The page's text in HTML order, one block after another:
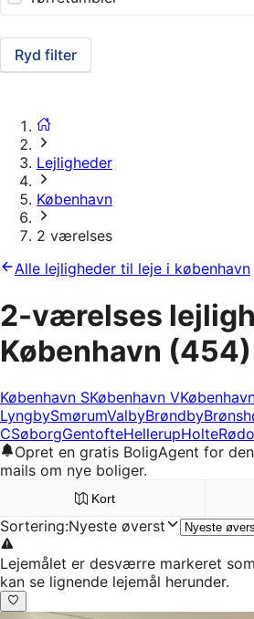
Ryd filter
Lejligheder
København
2 værelses
Alle lejligheder til leje i københavn
2-værelses
København (454)
København SKøbenhavn V
LyngbySmørumValbyBrøndby
CSøborgGentofteHellerupHolte
Opret en gratis BoligAgent for
mails om nye boliger.
Kort
Sortering:Nyeste øverst
Lejemålet er desværre markeret
kan se lignende lejemål herunder.